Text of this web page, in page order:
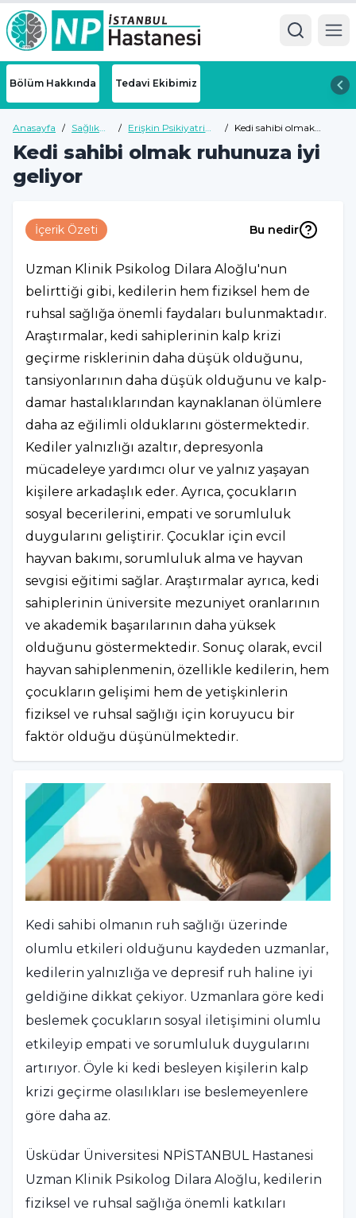
Bölüm Hakkında Tedavi Ekibimiz
Anasayfa / Sağlık
/ Erişkin Psikiyatri
/
Kedi sahibi olmak
Kedi sahibi olmak ruhunuza iyi
geliyor
İçerik Özeti Bu nedir
Uzman Klinik Psikolog Dilara Aloğlu'nun
belirttiği gibi, kedilerin hem fiziksel hem de
ruhsal sağlığa önemli faydaları bulunmaktadır.
Araştırmalar, kedi sahiplerinin kalp krizi
geçirme risklerinin daha düşük olduğunu,
tansiyonlarının daha düşük olduğunu ve kalp-
damar hastalıklarından kaynaklanan ölümlere
daha az eğilimli olduklarını göstermektedir.
Kediler yalnızlığı azaltır, depresyonla
mücadeleye yardımcı olur ve yalnız yaşayan
kişilere arkadaşlık eder. Ayrıca, çocukların
sosyal becerilerini, empati ve sorumluluk
duygularını geliştirir. Çocuklar için evcil
hayvan bakımı, sorumluluk alma ve hayvan
sevgisi eğitimi sağlar. Araştırmalar ayrıca, kedi
sahiplerinin üniversite mezuniyet oranlarının
ve akademik başarılarının daha yüksek
olduğunu göstermektedir. Sonuç olarak, evcil
hayvan sahiplenmenin, özellikle kedilerin, hem
çocukların gelişimi hem de yetişkinlerin
fiziksel ve ruhsal sağlığı için koruyucu bir
faktör olduğu düşünülmektedir.
Kedi sahibi olmanın ruh sağlığı üzerinde
olumlu etkileri olduğunu kaydeden uzmanlar,
kedilerin yalnızlığa ve depresif ruh haline iyi
geldiğine dikkat çekiyor. Uzmanlara göre kedi
beslemek çocukların sosyal iletişimini olumlu
etkileyip empati ve sorumluluk duygularını
artırıyor. Öyle ki kedi besleyen kişilerin kalp
krizi geçirme olasılıkları ise beslemeyenlere
göre daha az.
Üsküdar Üniversitesi NPİSTANBUL Hastanesi
Uzman Klinik Psikolog Dilara Aloğlu, kedilerin
fiziksel ve ruhsal sağlığa önemli katkıları